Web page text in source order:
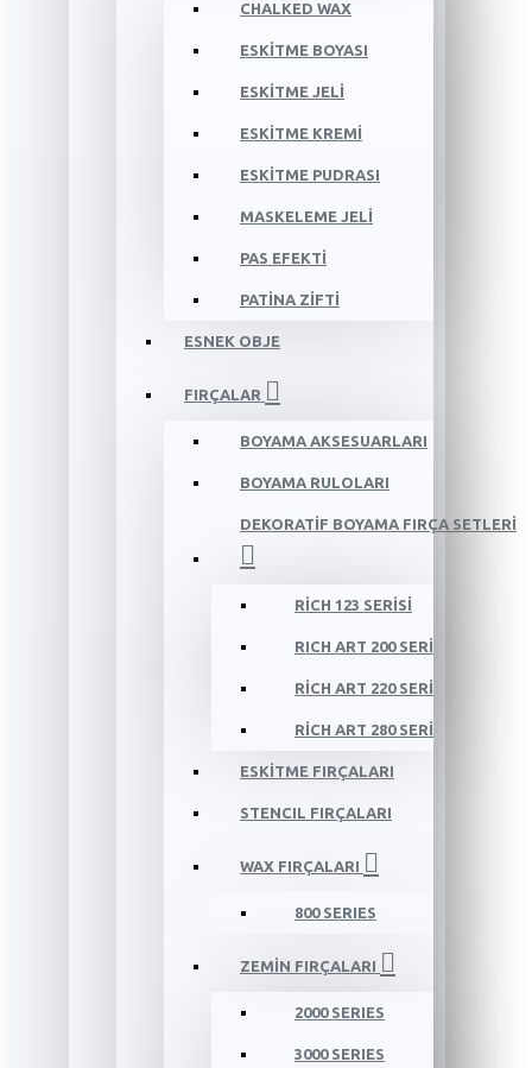
CHALKED WAX
ESKİTME BOYASI
ESKİTME JELİ
ESKİTME KREMİ
ESKİTME PUDRASI
MASKELEME JELİ
PAS EFEKTİ
PATİNA ZİFTİ
ESNEK OBJE
FIRÇALAR
BOYAMA AKSESUARLARI
BOYAMA RULOLARI
DEKORATİF BOYAMA FIRÇA SETLERİ
RİCH 123 SERİSİ
RICH ART 200 SERİ
RİCH ART 220 SERİ
RİCH ART 280 SERİ
ESKİTME FIRÇALARI
STENCIL FIRÇALARI
WAX FIRÇALARI
800 SERIES
ZEMİN FIRÇALARI
2000 SERIES
3000 SERIES